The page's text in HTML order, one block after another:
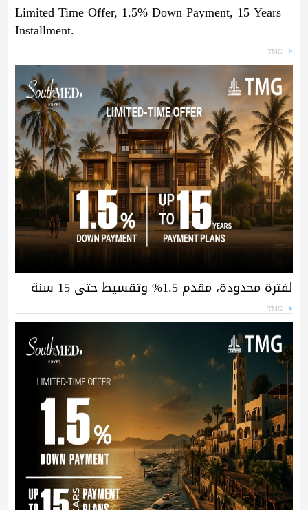
Limited Time Offer, 1.5% Down Payment, 15 Years
Installment.
TMG
لفترة محدودة، مقدم 1.5% وتقسيط حتى 15 سنة
TMG